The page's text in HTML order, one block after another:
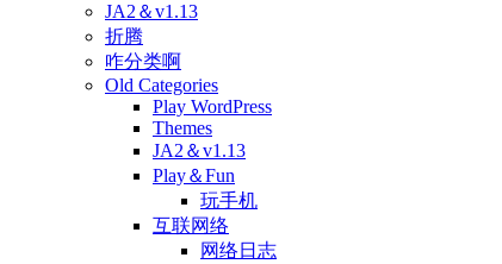
JA2＆v1.13
折腾
咋分类啊
Old Categories
Play WordPress
Themes
JA2＆v1.13
Play＆Fun
玩手机
互联网络
网络日志